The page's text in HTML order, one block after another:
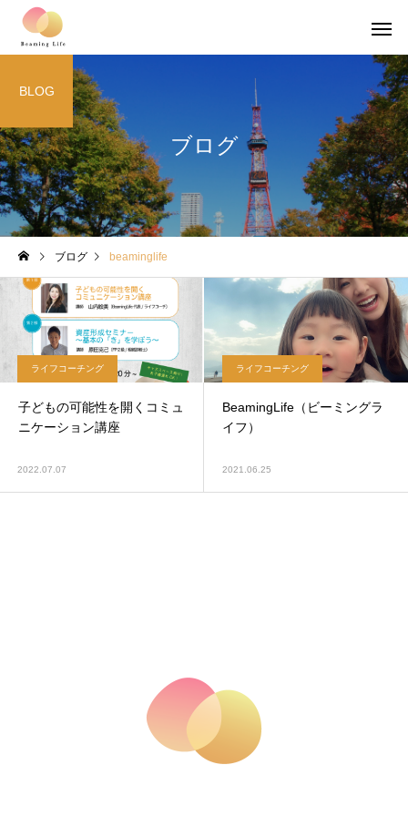
ブログ
BLOG
ブログ beaminglife
ライフコーチング
子どもの可能性を開くコミュ
ニケーション講座
2022.07.07
ライフコーチング
BeamingLife（ビーミングラ
イフ）
2021.06.25